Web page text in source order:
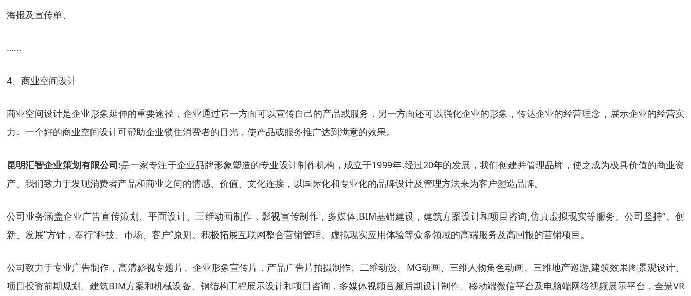
海报及宣传单、
……
4、商业空间设计
商业空间设计是企业形象延伸的重要途径，企业通过它一方面可以宣传自己的产品或服务，另一方面还可以强化企业的形象，传达企业的经营理念，展示企业的经营实
力。一个好的商业空间设计可帮助企业锁住消费者的目光，使产品或服务推广达到满意的效果。
昆明汇智企业策划有限公司:是一家专注于企业品牌形象塑造的专业设计制作机构，成立于1999年.经过20年的发展，我们创建并管理品牌，使之成为极具价值的商业资
产。我们致力于发现消费者产品和商业之间的情感、价值、文化连接，以国际化和专业化的品牌设计及管理方法来为客户塑造品牌。
公司业务涵盖企业广告宣传策划、平面设计、三维动画制作，影视宣传制作，多媒体,BIM基础建设，建筑方案设计和项目咨询,仿真虚拟现实等服务。公司坚持“、创
新、发展”方针，奉行“科技、市场、客户”原则。积极拓展互联网整合营销管理、虚拟现实应用体验等众多领域的高端服务及高回报的营销项目。
公司致力于专业广告制作，高清影视专题片、企业形象宣传片，产品广告片拍摄制作、二维动漫、MG动画、三维人物角色动画、三维地产巡游,建筑效果图景观设计、
项目投资前期规划、建筑BIM方案和机械设备、钢结构工程展示设计和项目咨询，多媒体视频音频后期设计制作、移动端微信平台及电脑端网络视频展示平台，全景VR